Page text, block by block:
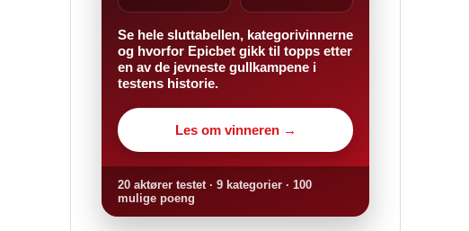
Se hele sluttabellen, kategorivinnerne
og hvorfor Epicbet gikk til topps etter
en av de jevneste gullkampene i
testens historie.
Les om vinneren →
20 aktører testet · 9 kategorier · 100
mulige poeng